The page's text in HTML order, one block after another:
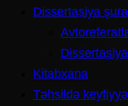
Dissertasiya
Kitabxana
Təhsildə